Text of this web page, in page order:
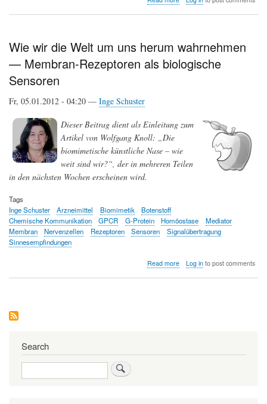
–
wie
weit
Künstliche
Sensoren
dem
natürlichen
Wie wir die Welt um uns herum wahrnehmen
— Membran-Rezeptoren als biologische
Sensoren
Fr, 05.01.2012 - 04:20 — Inge Schuster
Dieser Beitrag dient als Einleitung zum
Artikel von Wolfgang Knoll: „Die
biomimetische künstliche Nase – wie
weit sind wir?“, der in mehreren Teilen
in den nächsten Wochen erscheinen wird.
Tags
Inge Schuster
Arzneimittel Biomimetik
Botenstoff
Chemische Kommunikation
GPCR G-Protein Homöostase
Mediator
Membran
Nervenzellen Rezeptoren Sensoren
Signalübertragung
Sinnesempfindungen
Read moreabout
—
Log into post comments
Search
Search